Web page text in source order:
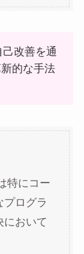
改善を通
的な手法
特にコー
プログラ
において